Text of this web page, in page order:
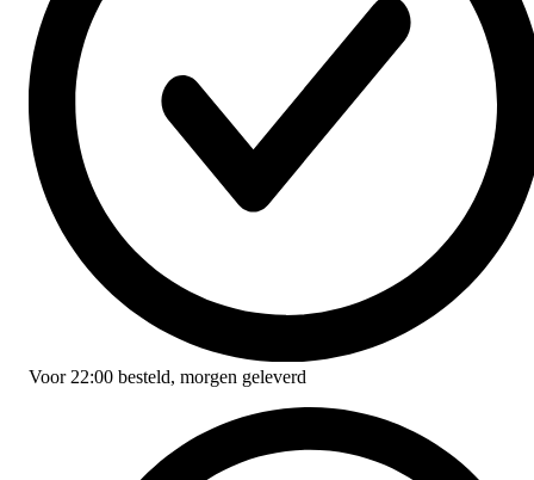
Voor 22:00 besteld, morgen geleverd